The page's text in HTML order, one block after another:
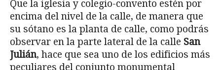
Que la iglesia y colegio-convento estén por
encima del nivel de la calle, de manera que
su sótano es la planta de calle, como podrás
observar en la parte lateral de la calle San
Julián, hace que sea uno de los edificios más
peculiares del conjunto monumental